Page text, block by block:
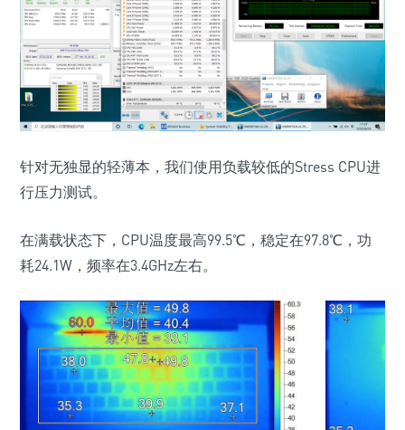
针对无独显的轻薄本，我们使用负载较低的Stress CPU进
行压力测试。
在满载状态下，CPU温度最高99.5℃，稳定在97.8℃，功
耗24.1W，频率在3.4GHz左右。